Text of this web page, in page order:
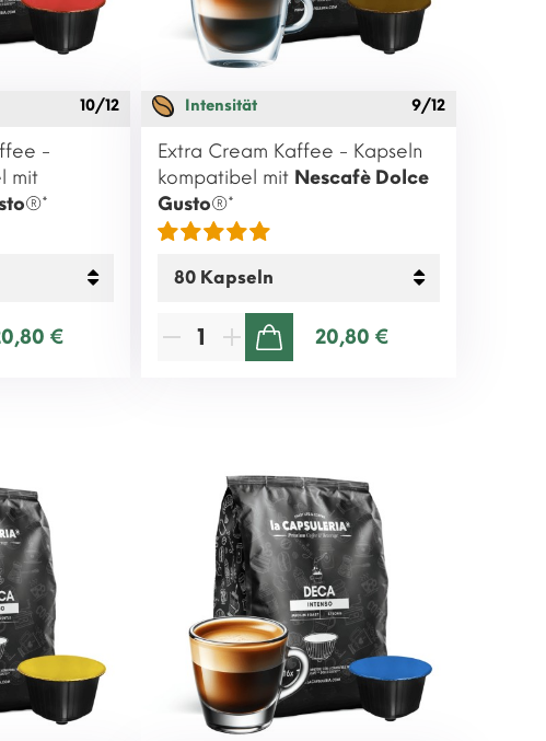
10/12
-
mit
®*
€
Intensität 9/12
Extra Cream Kaffee - Kapseln
kompatibel mit Nescafè Dolce
Gusto®*
20,80 €